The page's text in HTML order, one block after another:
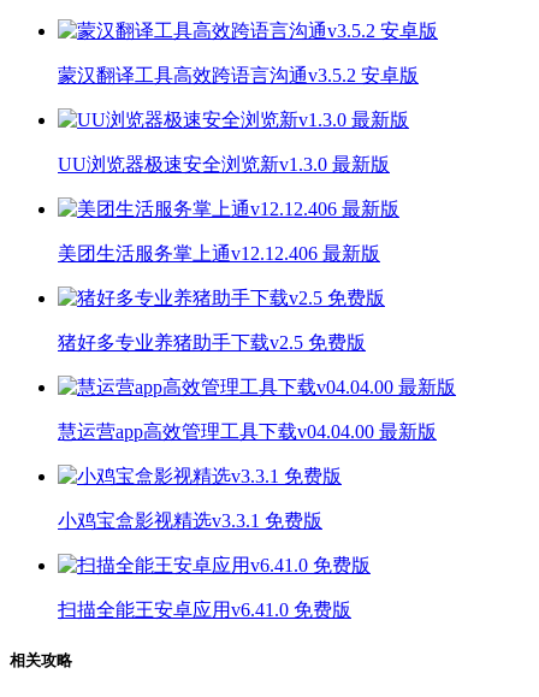
蒙汉翻译工具高效跨语言沟通v3.5.2 安卓版
UU浏览器极速安全浏览新v1.3.0 最新版
美团生活服务掌上通v12.12.406 最新版
猪好多专业养猪助手下载v2.5 免费版
慧运营app高效管理工具下载v04.04.00 最新版
小鸡宝盒影视精选v3.3.1 免费版
扫描全能王安卓应用v6.41.0 免费版
相关攻略